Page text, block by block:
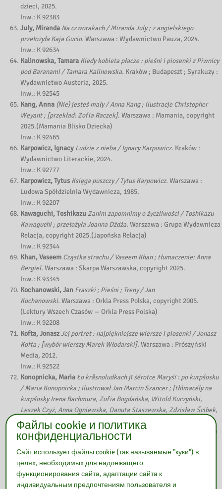
dzieci, 2025.
Inw.: K 92383
July, Miranda Na czworakach / Miranda July ; z angielskiego
przełożyła Kaja Gucio.Warszawa : Wydawnictwo Pauza, 2024.
Inw.: K 92634
Kalinowska, Tamara Kiedy kobieta płacze : pieśni i piosenki z Piwnicy
pod Baranami / Tamara Kalinowska. Kraków ; Budapeszt ; Syrakuzy :
Wydawnictwo Austeria, 2025.
Inw.: K 92545
Kang, Anna (Nie) jesteś mały / Anna Kang ; ilustracje Christopher
Weyant ; [przekład: Zofia Raczek].Warszawa : Mamania, copyright
2025.(Mamania Blisko Dziecka)
Inw.: K 92465
Karpowicz, Ignacy Ludzie z nieba / Ignacy Karpowicz. Kraków :
Wydawnictwo Literackie, 2024.
Inw.: K 92777
Karpowicz, Tytus Księga puszczy / Tytus Karpowicz.Warszawa :
Ludowa Spółdzielnia Wydawnicza, 1985.
Inw.: K 92207
Kawaguchi, Toshikazu Zanim zapomnimy o życzliwości / Toshikazu
Kawaguchi ; przełożyła Joanna Dżdża.Warszawa : Grupa Wydawnicza
Relacja, copyright 2025.(Japońska Relacja)
Inw.: K 92344
Khan, Vaseem Cząstka strachu / Vaseem Khan ; tłumaczenie: Anna
Bergiel.Warszawa : Skarpa Warszawska, copyright 2025.
Inw.: K 93345
Kochanowski, Jan Fraszki ; Pieśni ; Treny / Jan
Kochanowski.Warszawa : Orkla Press Polska, copyright 2005.
(Lektury Wszech Czasów — Orkla Press Polska)
Inw.: K 92208
Kofta, JonaszJej portret : najpiękniejsze wiersze i piosenki / Jonasz
Kofta ; [wybór wierszy Marek Włodarski].Warszawa : Prószyński
Media, 2012.
Inw.: K 92522
Konopnicka, Maria Ło kråsnoludkach jï śérotce Maryśï : po kurpśosku
/ Maria Konopnicka ; ilustrował Jan Marcin Szancer ; [tłómacély na
kurpśosky Irena Bachmura, Zofia Bogdańska, Witold Kuczyński,
Leszek Czyż, Anna Ogniewska, Danuta Staszewska, Zdzisław Ścibek,
Krystyna Opalach-Olender, Janina Kaczyńska, Jerzy Waszkiewicz,
Milena Nalewajk, Henryk Gadomski, Krystyna Łaszczych, Małgorzata
Parzych, Iwona Choroszewska-Żyśk, Czesława Kaczyńska ;
łopracowańe kolorystycne jï gråficne jïlustracjï Bartosz
Duda].Ostrołęka : Związek Kurpiów, 2025.
Inw.: K 93322
Kosmowska, BarbaraMaraton uczuć / Barbara Kosmowska.
Файлы cookie и политика
конфиденциальности
Сайт использует файлы cookie (так называемые "куки") в
целях, необходимых для надлежащего
функционирования сайта, адаптации сайта к
индивидуальным предпочтениям пользователя и